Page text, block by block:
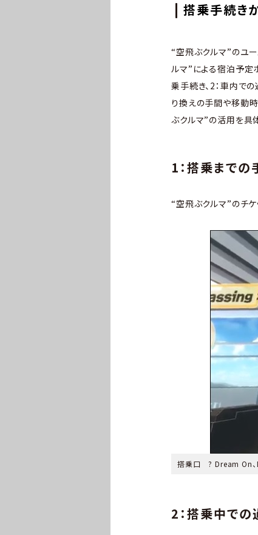
搭乗手続き
“空飛ぶクルマ”のユ
ルマ”による宿泊予定
乗手続き、2：車内で
り換えの手間や移動
ぶクルマ”の活用を具
1：搭乗までの
“空飛ぶクルマ”のチ
搭乗口 ? Dream On
2：搭乗中での